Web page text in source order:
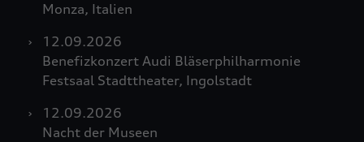
Monza, Italien
12.09.2026
Benefizkonzert Audi Bläserphilharmonie
Festsaal Stadttheater, Ingolstadt
12.09.2026
Nacht der Museen